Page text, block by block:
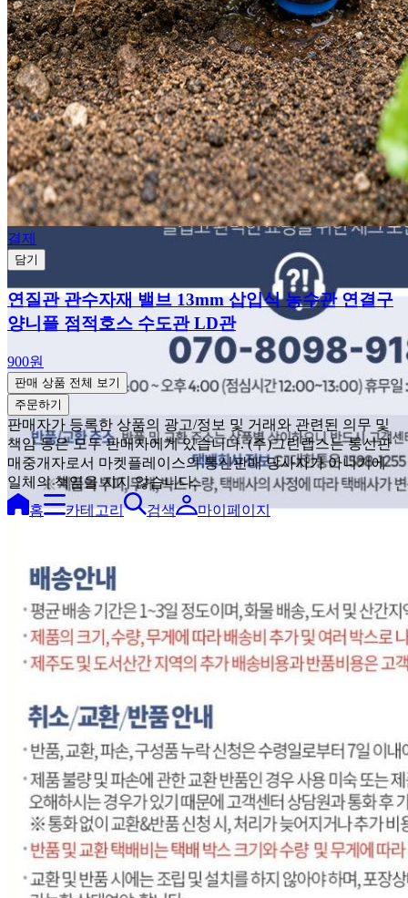
결제
담기
연질관 관수자재 밸브 13mm 삽입식 농수관 연결구
양니플 점적호스 수도관 LD관
900원
판매 상품 전체 보기
주문하기
판매자가 등록한 상품의 광고/정보 및 거래와 관련된 의무 및
책임 등은 모두 판매자에게 있습니다. (주)그린랩스는 통신판
매중개자로서 마켓플레이스의 통신판매 당사자가 아니기에
일체의 책임을 지지 않습니다.
홈
카테고리 검색 마이페이지